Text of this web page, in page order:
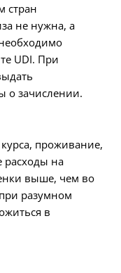
стран
не нужна, а
UDI. При
о зачислении.
курса, проживание,
расходы на
выше, чем во
разумном
в